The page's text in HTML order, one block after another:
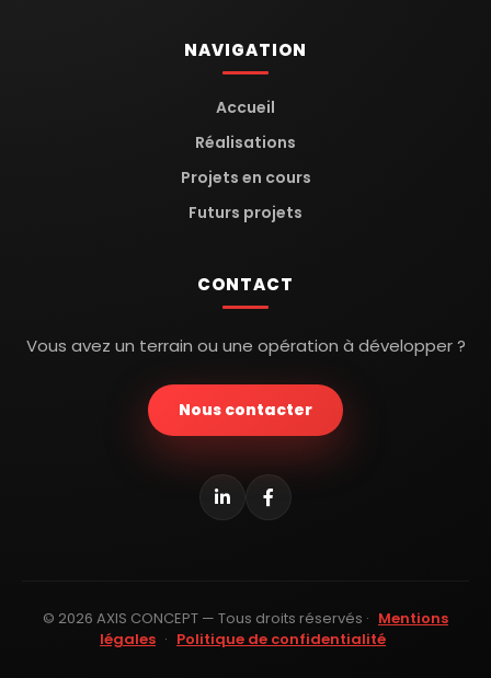
NAVIGATION
Accueil
Réalisations
Projets en cours
Futurs projets
CONTACT
Vous avez un terrain ou une opération à développer ?
Nous contacter
© 2026 AXIS CONCEPT — Tous droits réservés · Mentions
légales · Politique de confidentialité